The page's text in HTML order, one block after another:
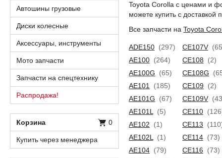
Toyota Corolla с ценами и
можете купить с доставкой
Все запчасти на Toyota
ADE150 (297) CE107V
AE100 (264) CE108
(2)
AE100G
(65) CE108G
AE101
(185) CE109 (2)
AE101G
(67) CE109V
AE101L
(5) CE110
AE102
(1) CE113
AE102L
(1) CE114 (73)
AE104 (79) CE116
(73)
Автошины грузовые
Диски колесные
Аксессуары, инструменты
Мото запчасти
Запчасти на спецтехнику
Распродажа!
Корзина 0
Купить через менеджера